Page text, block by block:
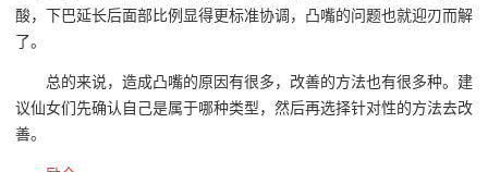
酸，下巴延长后面部比例显得更标准协调，凸嘴的问题也就迎刃而解
了。
总的来说，造成凸嘴的原因有很多，改善的方法也有很多种。建
议仙女们先确认自己是属于哪种类型，然后再选择针对性的方法去改
善。